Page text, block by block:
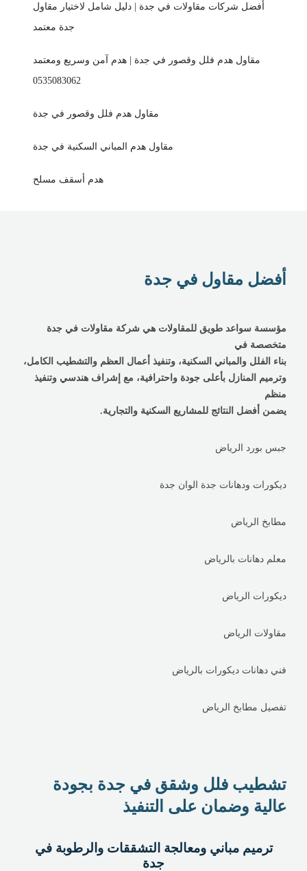
أفضل شركات مقاولات في جدة | دليل شامل لاختيار مقاول
جدة معتمد
مقاول هدم فلل وقصور في جدة | هدم آمن وسريع ومعتمد
0535083062
مقاول هدم فلل وقصور في جدة
مقاول هدم المباني السكنية في جدة
هدم أسقف مسلح
أفضل مقاول في جدة
مؤسسة سواعد طويق للمقاولات هي شركة مقاولات في جدة
متخصصة في
بناء الفلل والمباني السكنية، وتنفيذ أعمال العظم والتشطيب الكامل،
وترميم المنازل بأعلى جودة واحترافية، مع إشراف هندسي وتنفيذ
منظم
يضمن أفضل النتائج للمشاريع السكنية والتجارية.
جبس بورد الرياض
ديكورات ودهانات جدة الوان جدة
مطابخ الرياض
معلم دهانات بالرياض
ديكورات الرياض
مقاولات الرياض
فني دهانات ديكورات بالرياض
تفصيل مطابخ الرياض
تشطيب فلل وشقق في جدة بجودة
عالية وضمان على التنفيذ
ترميم مباني ومعالجة التشققات والرطوبة في
جدة